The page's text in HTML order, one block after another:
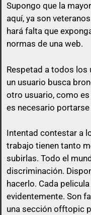
no poner el
pasarlo por
usuario comente
decente y
No vale un simple
enlace», ni nada
esa índole
Así que un
libre de pasárselo
obligación
Supongo que la
aquí, ya son
hará falta que
normas de una web.
Respetad a todos los
un usuario busca
otro usuario, como
es necesario
Intentad contestar a
trabajo tienen tanto
subirlas. Todo el
discriminación.
hacerlo. Cada
evidentemente. Son
una sección offtopic